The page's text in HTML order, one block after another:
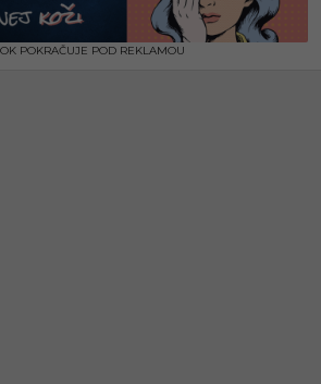
POKRAČUJE POD REKLAMOU